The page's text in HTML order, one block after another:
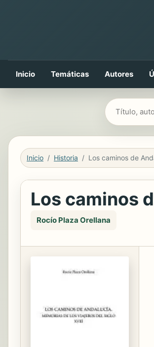
Inicio Temáticas Autores
Buscar libros
Inicio Historia Los caminos de
Los caminos
Rocío Plaza Orellana